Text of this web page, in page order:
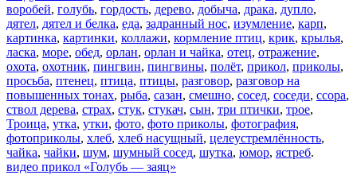
воробей, голубь, гордость, дерево, добыча, драка, дупло,
дятел, дятел и белка, еда, задранный нос, изумление, карп,
картинка, картинки, коллажи, кормление птиц, крик, крылья,
ласка, море, обед, орлан, орлан и чайка, отец, отражение,
охота, охотник, пингвин, пингвины, полёт, прикол, приколы,
просьба, птенец, птица, птицы, разговор, разговор на
повышенных тонах, рыба, сазан, смешно, сосед, соседи, ссора,
ствол дерева, страх, стук, стукач, сын, три птички, трое,
Троица, утка, утки, фото, фото приколы, фотография,
фотоприколы, хлеб, хлеб насущный, целеустремлённость,
чайка, чайки, шум, шумный сосед, шутка, юмор, ястреб.
видео прикол «Голубь — заяц»